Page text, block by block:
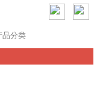
品分类